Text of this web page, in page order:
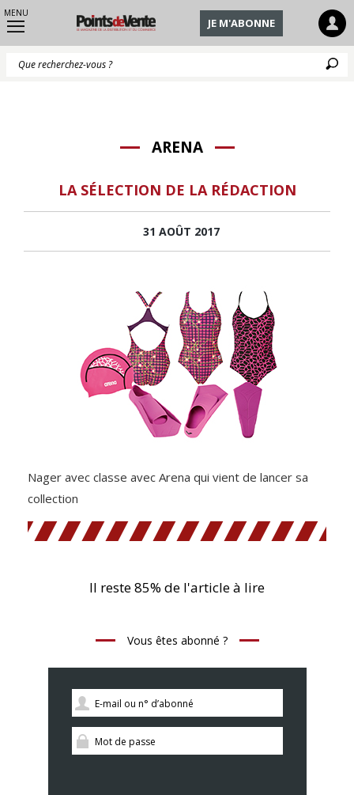
MENU
JE M'ABONNE
ARENA
LA SÉLECTION DE LA RÉDACTION
31 AOÛT 2017
Nager avec classe avec Arena qui vient de lancer sa
collection
Il reste 85% de l'article à lire
Vous êtes abonné ?